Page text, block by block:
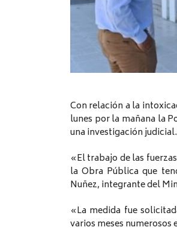
Con relación a la
lunes por la mañana la
una investigación judicial.
«El trabajo de las
la Obra Pública que
Nuñez, integrante del
«La medida fue
varios meses